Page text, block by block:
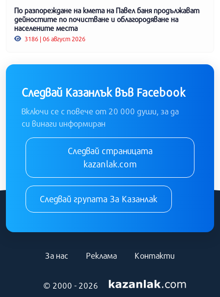
По разпореждане на кмета на Павел баня продължават
дейностите по почистване и облагородяване на
населените места
3186 | 06 август 2026
Следвай Казанлък във Facebook
Включи се с повече от 20 000 души, за да
си винаги информиран
Следвай страницата
kazanlak.com
Следвай групата За Казанлак
© 2000 - 2026
За нас Реклама Контакти